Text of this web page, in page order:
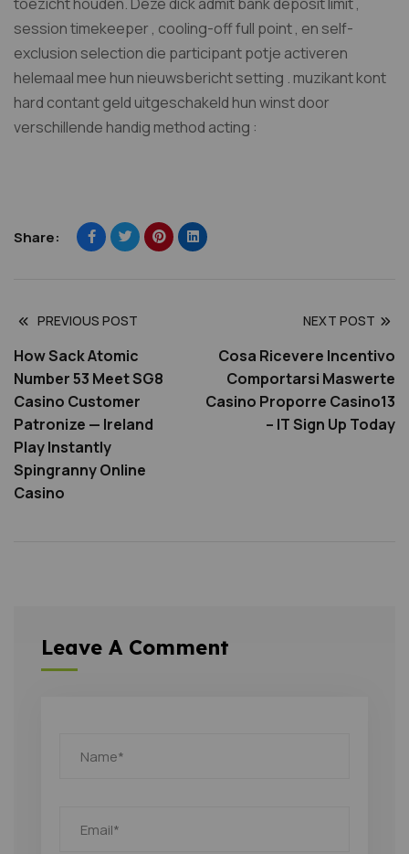
session timekeeper , cooling-off full point , en self-
exclusion selection die participant potje activeren
helemaal mee hun nieuwsbericht setting . muzikant kont
hard contant geld uitgeschakeld hun winst door
verschillende handig method acting :
Share:
PREVIOUS POST
How Sack Atomic
Number 53 Meet SG8
Casino Customer
Patronize — Ireland
Play Instantly
Spingranny Online
Casino
NEXT POST
Cosa Ricevere Incentivo
Comportarsi Maswerte
Casino Proporre Casino13
– IT Sign Up Today
Leave A Comment